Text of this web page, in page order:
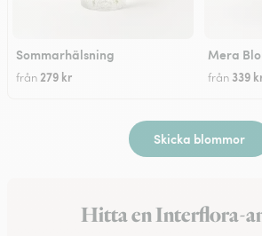
Sommarhälsning
från279 kr
Mera
från 339
Skicka blommor
Hitta en Interflora-